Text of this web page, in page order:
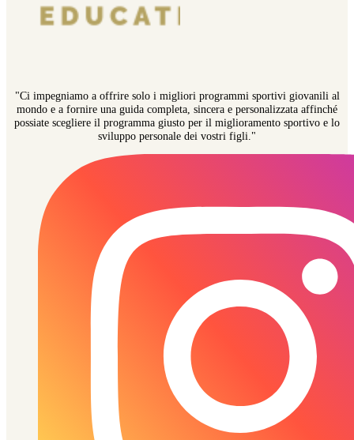
"Ci impegniamo a offrire solo i migliori programmi sportivi giovanili al
mondo e a fornire una guida completa, sincera e personalizzata affinché
possiate scegliere il programma giusto per il miglioramento sportivo e lo
sviluppo personale dei vostri figli."